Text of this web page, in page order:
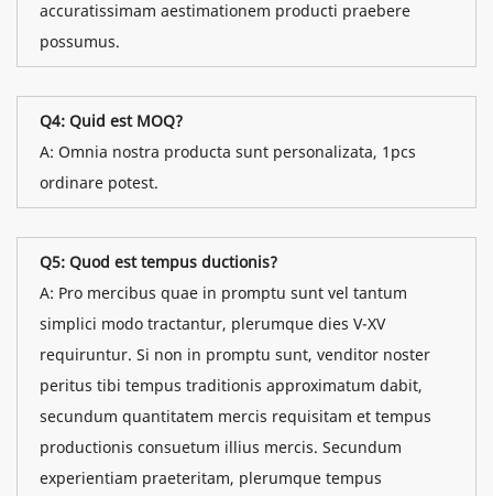
accuratissimam aestimationem producti praebere
possumus.
Q4: Quid est MOQ?
A: Omnia nostra producta sunt personalizata, 1pcs
ordinare potest.
Q5: Quod est tempus ductionis?
A: Pro mercibus quae in promptu sunt vel tantum
simplici modo tractantur, plerumque dies V-XV
requiruntur. Si non in promptu sunt, venditor noster
peritus tibi tempus traditionis approximatum dabit,
secundum quantitatem mercis requisitam et tempus
productionis consuetum illius mercis. Secundum
experientiam praeteritam, plerumque tempus